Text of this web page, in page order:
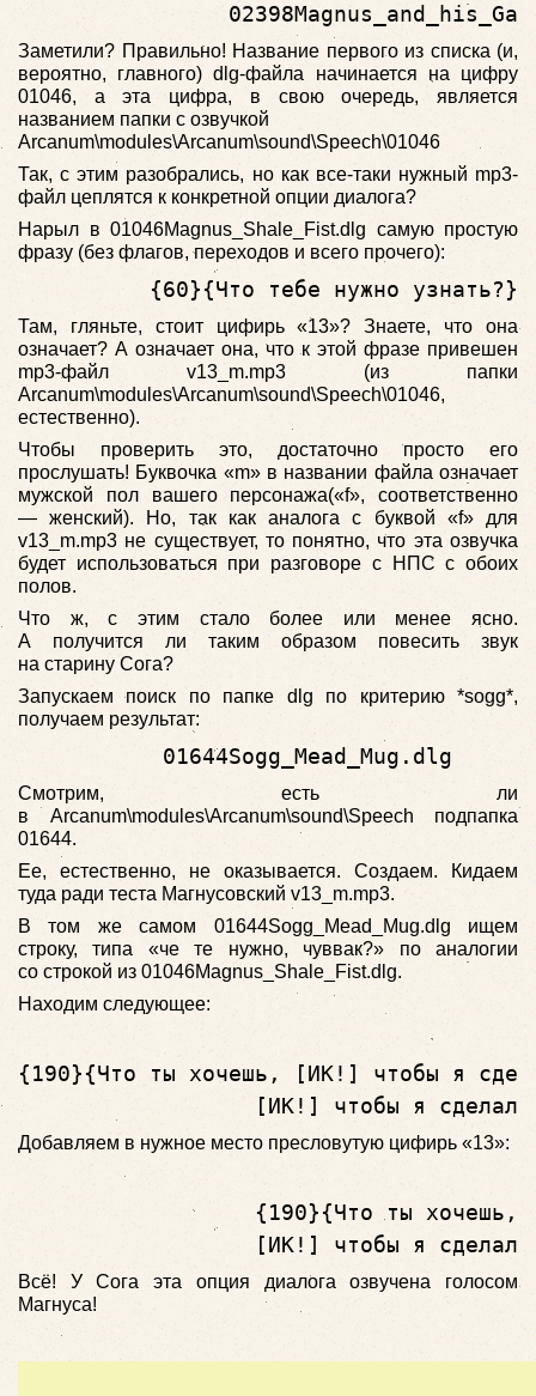
Заметили? Правильно! Название первого из списка (и,
вероятно, главного) dlg-файла начинается на цифру
01046, а эта цифра, в свою очередь, является
названием папки с озвучкой
Arcanum\modules\Arcanum\sound\Speech\01046
Так, с этим разобрались, но как все-таки нужный mp3-
файл цеплятся к конкретной опции диалога?
Нарыл в 01046Magnus_Shale_Fist.dlg самую простую
фразу (без флагов, переходов и всего прочего):
{60}{Что тебе нужно
Там, гляньте, стоит цифирь «13»? Знаете, что она
означает? А означает она, что к этой фразе привешен
mp3-файл v13_m.mp3 (из папки
Arcanum\modules\Arcanum\sound\Speech\01046,
естественно).
Чтобы проверить это, достаточно просто его
прослушать! Буквочка «m» в названии файла означает
мужской пол вашего персонажа(«f», соответственно
— женский). Но, так как аналога с буквой «f» для
v13_m.mp3 не существует, то понятно, что эта озвучка
будет использоваться при разговоре с НПС с обоих
полов.
Что ж, с этим стало более или менее ясно.
А получится ли таким образом повесить звук
на старину Сога?
Запускаем поиск по папке dlg по критерию *sogg*,
получаем результат:
           01644Sogg_Mead_Mug.dlg
Смотрим, есть ли
в Arcanum\modules\Arcanum\sound\Speech подпапка
01644.
Ее, естественно, не оказывается. Создаем. Кидаем
туда ради теста Магнусовский v13_m.mp3.
В том же самом 01644Sogg_Mead_Mug.dlg ищем
строку, типа «че те нужно, чуввак?» по аналогии
со строкой из 01046Magnus_Shale_Fist.dlg.
Находим следующее:
{190}{Что ты хочешь, [ИК!] чтобы я
[ИК!] чтобы я
Добавляем в нужное место пресловутую цифирь «13»:
{190}{Что ты
[ИК!] чтобы я
Всё! У Сога эта опция диалога озвучена голосом
Магнуса!